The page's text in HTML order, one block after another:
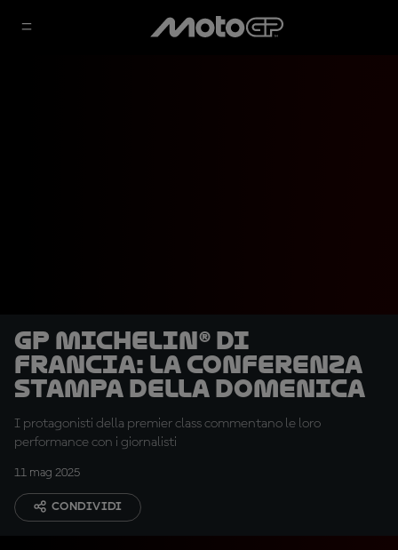
GP Michelin® di
Francia: la conferenza
stampa della domenica
I protagonisti della premier class commentano le loro
performance con i giornalisti
11 mag 2025
CONDIVIDI